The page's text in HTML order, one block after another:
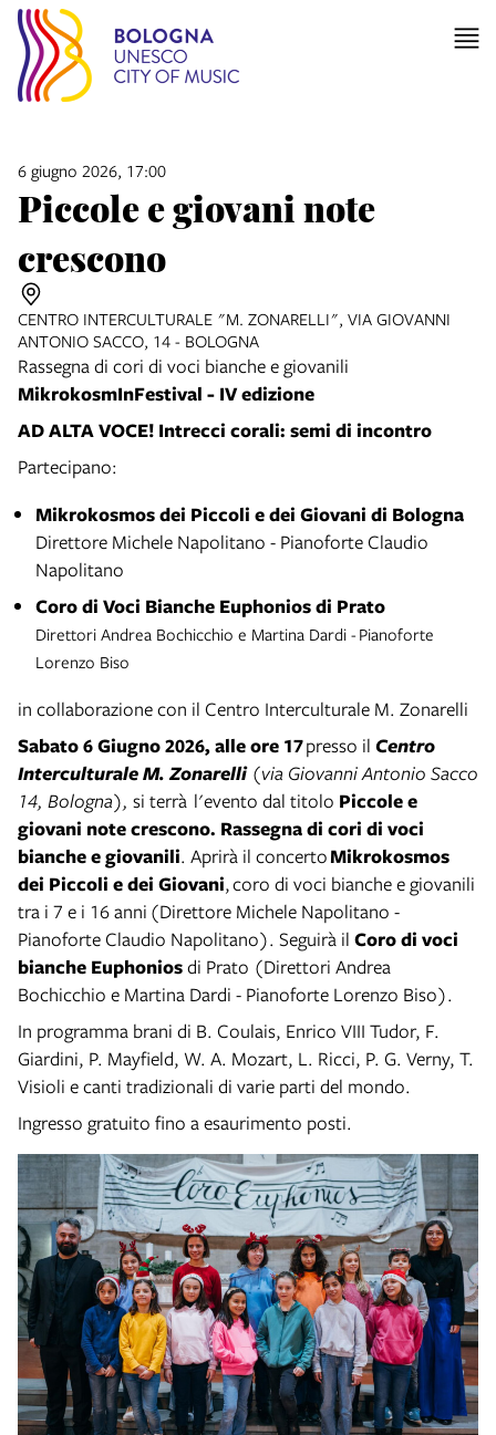
item 1 of 2
6 giugno 2026, 17:00
Piccole e giovani note
crescono
CENTRO INTERCULTURALE "M. ZONARELLI", VIA GIOVANNI
ANTONIO SACCO, 14 - BOLOGNA
Rassegna di cori di voci bianche e giovanili
MikrokosmInFestival - IV edizione
AD ALTA VOCE! Intrecci corali: semi di incontro
Partecipano:
Mikrokosmos dei Piccoli e dei Giovani di Bologna
Direttore Michele Napolitano - Pianoforte Claudio
Napolitano
Coro di Voci Bianche Euphonios di Prato
Direttori Andrea Bochicchio e Martina Dardi - Pianoforte
Lorenzo Biso
in collaborazione con il Centro Interculturale M. Zonarelli
Sabato 6 Giugno 2026, alle ore 17presso il Centro
Interculturale M. Zonarelli (via Giovanni Antonio Sacco
14, Bologna), si terrà l'evento dal titolo Piccole e
giovani note crescono. Rassegna di cori di voci
bianche e giovanili. Aprirà il concertoMikrokosmos
dei Piccoli e dei Giovani, coro di voci bianche e giovanili
tra i 7 e i 16 anni (Direttore Michele Napolitano -
Pianoforte Claudio Napolitano). Seguirà il Coro di voci
bianche Euphoniosdi Prato (Direttori Andrea
Bochicchio e Martina Dardi - Pianoforte Lorenzo Biso).
In programma brani di B. Coulais, Enrico VIII Tudor, F.
Giardini, P. Mayfield, W. A. Mozart, L. Ricci, P. G. Verny, T.
Visioli e canti tradizionali di varie parti del mondo.
Ingresso gratuito fino a esaurimento posti.